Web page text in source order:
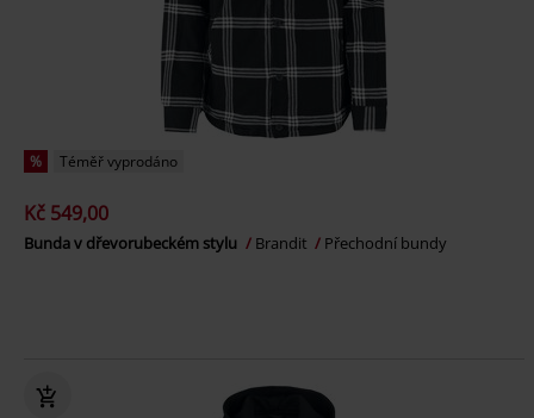
% Téměř vyprodáno
Kč 549,00
Bunda v dřevorubeckém stylu Brandit Přechodní bundy